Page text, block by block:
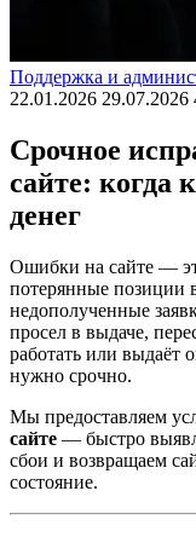
Поддержка и
22.01.2026 29.07.2026
Срочное
сайте: когда
денег
Ошибки на сайте —
потерянные позиции
недополученные
просел в выдаче,
работать или выдаёт
нужно срочно.
Мы предоставляем
сайте — быстро
сбои и возвращаем
состояние.